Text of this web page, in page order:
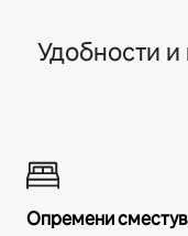
Удобности и
Опремени